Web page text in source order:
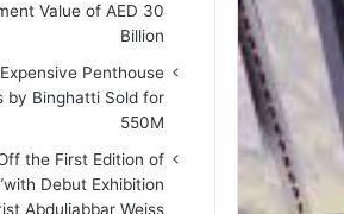
Value of AED 30
Billion
Penthouse
by Binghatti Sold for
550M
the First Edition of
Debut Exhibition
Abduljabbar Weiss